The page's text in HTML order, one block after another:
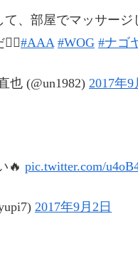
6Z8mTx6Ox7
て、部屋でマッサー
#AAA #WOG #ナゴ
(@un1982) 2017年9
🔥 pic.twitter.com/
2017年9月2日